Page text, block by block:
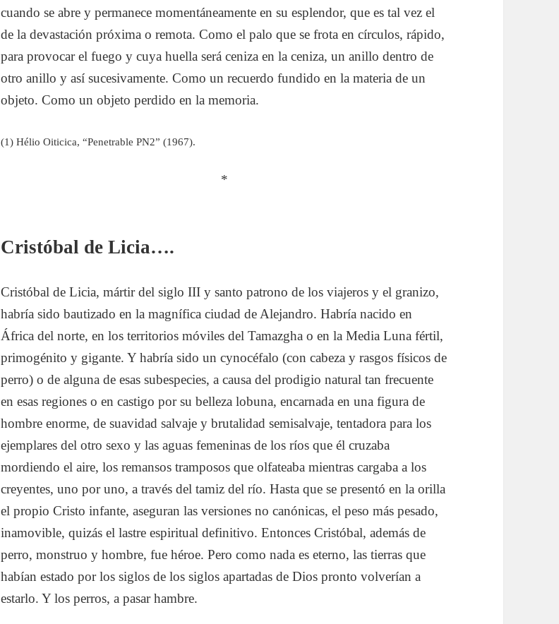
cuando se abre y permanece momentáneamente en su esplendor, que es tal vez el
de la devastación próxima o remota. Como el palo que se frota en círculos, rápido,
para provocar el fuego y cuya huella será ceniza en la ceniza, un anillo dentro de
otro anillo y así sucesivamente. Como un recuerdo fundido en la materia de un
objeto. Como un objeto perdido en la memoria.
(1) Hélio Oiticica, “Penetrable PN2” (1967).
*
Cristóbal de Licia….
Cristóbal de Licia, mártir del siglo III y santo patrono de los viajeros y el granizo,
habría sido bautizado en la magnífica ciudad de Alejandro. Habría nacido en
África del norte, en los territorios móviles del Tamazgha o en la Media Luna fértil,
primogénito y gigante. Y habría sido un cynocéfalo (con cabeza y rasgos físicos de
perro) o de alguna de esas subespecies, a causa del prodigio natural tan frecuente
en esas regiones o en castigo por su belleza lobuna, encarnada en una figura de
hombre enorme, de suavidad salvaje y brutalidad semisalvaje, tentadora para los
ejemplares del otro sexo y las aguas femeninas de los ríos que él cruzaba
mordiendo el aire, los remansos tramposos que olfateaba mientras cargaba a los
creyentes, uno por uno, a través del tamiz del río. Hasta que se presentó en la orilla
el propio Cristo infante, aseguran las versiones no canónicas, el peso más pesado,
inamovible, quizás el lastre espiritual definitivo. Entonces Cristóbal, además de
perro, monstruo y hombre, fue héroe. Pero como nada es eterno, las tierras que
habían estado por los siglos de los siglos apartadas de Dios pronto volverían a
estarlo. Y los perros, a pasar hambre.